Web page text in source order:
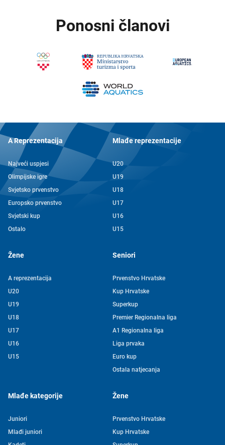
Ponosni članovi
A Reprezentacija
Najveći uspjesi
Olimpijske igre
Svjetsko prvenstvo
Europsko prvenstvo
Svjetski kup
Ostalo
Mlađe reprezentacije
U20
U19
U18
U17
U16
U15
Žene
A reprezentacija
U20
U19
U18
U17
U16
U15
Seniori
Prvenstvo Hrvatske
Kup Hrvatske
Superkup
Premier Regionalna liga
A1 Regionalna liga
Liga prvaka
Euro kup
Ostala natjecanja
Mlađe kategorije
Juniori
Mlađi juniori
Žene
Prvenstvo Hrvatske
Kup Hrvatske